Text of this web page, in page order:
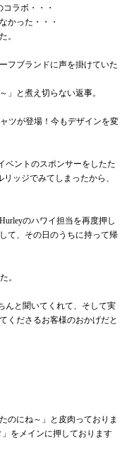
ラボ・・・
かった・・・
。
フブランドに声を掛けていた
」と煮え切らない返事。
ツが登場！今もデザインを変
ベントのスポンサーをしたた
ッジでみてしまったから、
のハワイ担当を再度押し
て、その日のうちに持って帰
。
んと聞いてくれて、そして実
くださるお客様のおかげだと
のにね～」と皮肉っておりま
をメインに押しております